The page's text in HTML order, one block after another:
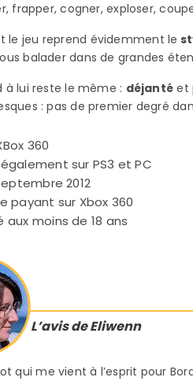
frapper, cogner, exploser,
le jeu reprend évidemment le
balader dans de grandes
à lui reste le même : déjanté et
: pas de premier degré
360
sur PS3 et PC
2012
payant sur Xbox 360
aux moins de 18 ans
L’avis de Eliwenn
qui me vient à l’esprit pour